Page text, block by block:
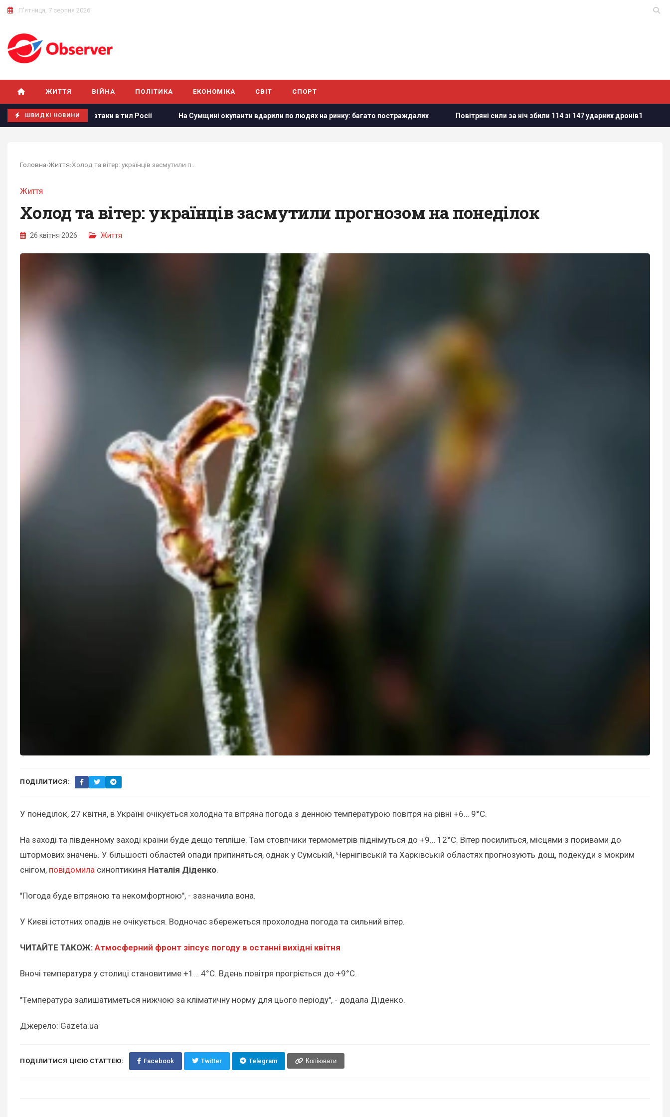
П'ятниця, 7 серпня 2026
ЖИТТЯ ВІЙНА ПОЛІТИКА ЕКОНОМІКА СВІТ СПОРТ
ШВИДКІ НОВИНИ
атаки в тил Росії На Сумщині окупанти вдарили по людях на ринку: багато постраждалих Повітряні сили за ніч збили 114 зі 147 ударних дронів1 Валюта
Головна›Життя›
Життя
Холод та вітер: українців засмутили прогнозом на понеділок
26 квітня 2026 Життя
ПОДІЛИТИСЯ:
У понеділок, 27 квітня, в Україні очікується холодна та вітряна погода з денною температурою повітря на рівні +6… 9°C.
На заході та південному заході країни буде дещо тепліше. Там стовпчики термометрів піднімуться до +9… 12°C. Вітер посилиться, місцями з поривами до
штормових значень. У більшості областей опади припиняться, однак у Сумській, Чернігівській та Харківській областях прогнозують дощ, подекуди з мокрим
снігом, повідомила синоптикиня Наталія Діденко.
"Погода буде вітряною та некомфортною", - зазначила вона.
У Києві істотних опадів не очікується. Водночас збережеться прохолодна погода та сильний вітер.
ЧИТАЙТЕ ТАКОЖ: Атмосферний фронт зіпсує погоду в останні вихідні квітня
Вночі температура у столиці становитиме +1… 4°C. Вдень повітря прогріється до +9°C.
"Температура залишатиметься нижчою за кліматичну норму для цього періоду", - додала Діденко.
Джерело: Gazeta.ua
ПОДІЛИТИСЯ ЦІЄЮ СТАТТЕЮ: Facebook Twitter Telegram Копіювати